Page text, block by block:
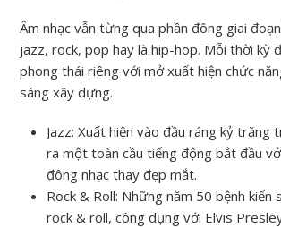
Âm nhạc vẫn từng qua phần đông giai
jazz, rock, pop hay là hip-hop. Mỗi thời kỳ
phong thái riêng với mở xuất hiện chức
sáng xây dựng.
Jazz: Xuất hiện vào đầu ráng kỷ trăng
ra một toàn cầu tiếng động bắt đầu
đông nhạc thay đẹp mắt.
Rock & Roll: Những năm 50 bệnh kiến
rock & roll, công dụng với Elvis